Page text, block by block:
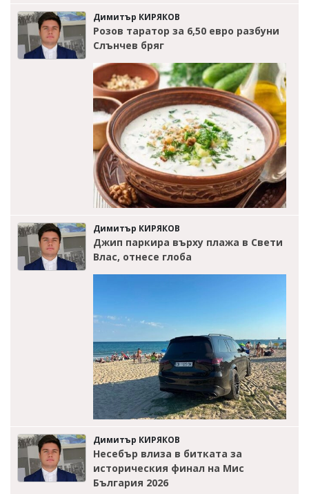
Димитър КИРЯКОВ
Розов таратор за 6,50 евро разбуни
Слънчев бряг
Димитър КИРЯКОВ
Джип паркира върху плажа в Свети
Влас, отнесе глоба
Димитър КИРЯКОВ
Несебър влиза в битката за
историческия финал на Мис
България 2026